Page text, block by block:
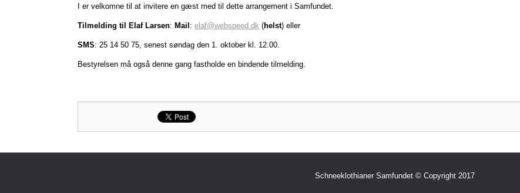
I er velkomne til at invitere en gæst med til dette arrangement i Samfundet.
Tilmelding til Elaf Larsen: Mail : elaf@webspeed.dk (helst) eller
SMS: 25 14 50 75, senest søndag den 1. oktober kl. 12.00.
Bestyrelsen må også denne gang fastholde en bindende tilmelding.
Schneeklothianer Samfundet © Copyright 2017